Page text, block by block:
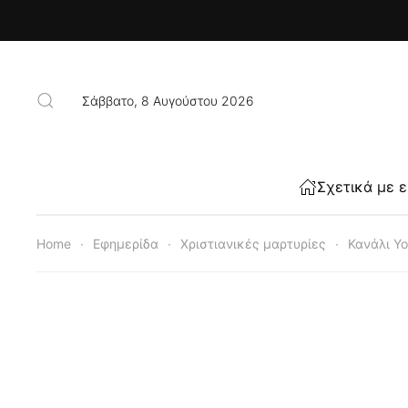
Σάββατο, 8 Αυγούστου 2026
Σχετικά με
Home Εφημερίδα Χριστιανικές μαρτυρίες Κανάλι